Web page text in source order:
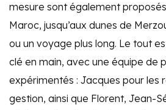
mesure sont également
Maroc, jusqu’aux dunes de
ou un voyage plus long. Le tout
clé en main, avec une équipe de
expérimentés : Jacques pour les
gestion, ainsi que Florent, Jean-